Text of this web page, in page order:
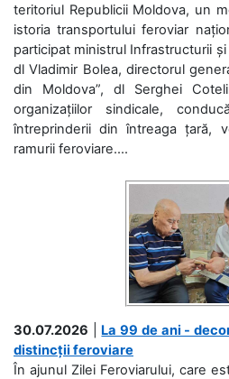
teritoriul Republicii Moldova, un
istoria transportului feroviar
participat ministrul Infrastructurii
dl Vladimir Bolea, directorul
din Moldova”, dl Serghei
organizațiilor sindicale,
întreprinderii din întreaga țară,
ramurii feroviare....
30.07.2026
La 99 de ani -
distincții feroviare
În ajunul Zilei Feroviarului, care